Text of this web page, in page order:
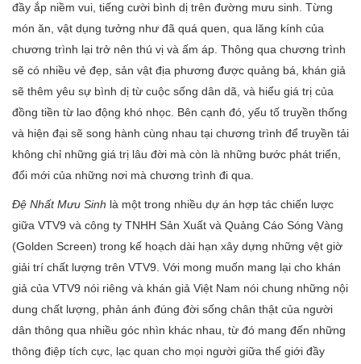
đầy ắp niềm vui, tiếng cười bình dị trên đường mưu sinh. Từng
món ăn, vật dụng tưởng như đã quá quen, qua lăng kính của
chương trình lại trở nên thú vị và ấm áp. Thông qua chương trình
sẽ có nhiều vẻ đẹp, sản vật địa phương được quảng bá, khán giả
sẽ thêm yêu sự bình dị từ cuộc sống dân dã, và hiểu giá trị của
đồng tiền từ lao động khó nhọc. Bên cạnh đó, yếu tố truyền thống
và hiện đại sẽ song hành cùng nhau tại chương trình để truyền tải
không chỉ những giá trị lâu đời mà còn là những bước phát triển,
đổi mới của những nơi mà chương trình đi qua.
Đệ Nhất Mưu Sinh là một trong nhiều dự án hợp tác chiến lược
giữa VTV9 và công ty TNHH Sản Xuất và Quảng Cáo Sóng Vàng
(Golden Screen) trong kế hoạch dài hạn xây dựng những vệt giờ
giải trí chất lượng trên VTV9. Với mong muốn mang lại cho khán
giả của VTV9 nói riêng và khán giả Việt Nam nói chung những nội
dung chất lượng, phản ánh đúng đời sống chân thật của người
dân thông qua nhiều góc nhìn khác nhau, từ đó mang đến những
thông điệp tích cực, lạc quan cho mọi người giữa thế giới đầy